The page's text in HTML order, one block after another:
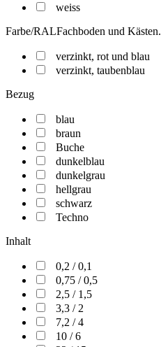
weiss
Farbe/RALFachboden und Kästen.
verzinkt, rot und blau
verzinkt, taubenblau
Bezug
blau
braun
Buche
dunkelblau
dunkelgrau
hellgrau
schwarz
Techno
Inhalt
0,2 / 0,1
0,75 / 0,5
2,5 / 1,5
3,3 / 2
7,2 / 4
10 / 6